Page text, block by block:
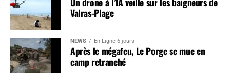
Valras-Plage
NEWS En Ligne 6 jours
Après le mégafeu, Le Porge se mue en
camp retranché